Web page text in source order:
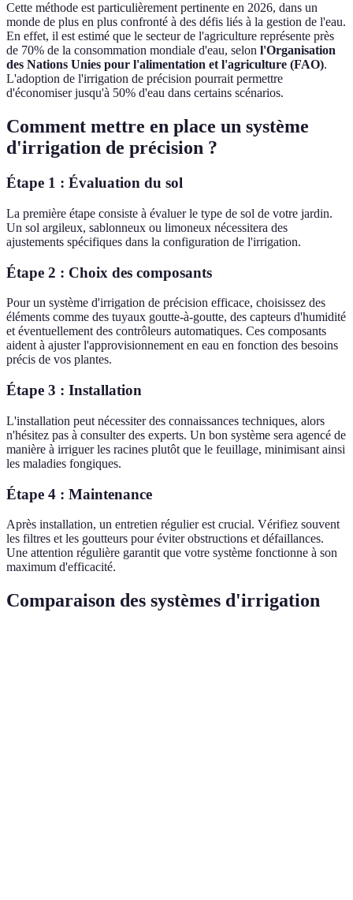
Cette méthode est particulièrement pertinente en 2026, dans un
monde de plus en plus confronté à des défis liés à la gestion de l'eau.
En effet, il est estimé que le secteur de l'agriculture représente près
de 70% de la consommation mondiale d'eau, selon l'Organisation
des Nations Unies pour l'alimentation et l'agriculture (FAO).
L'adoption de l'irrigation de précision pourrait permettre
d'économiser jusqu'à 50% d'eau dans certains scénarios.
Comment mettre en place un système
d'irrigation de précision ?
Étape 1 : Évaluation du sol
La première étape consiste à évaluer le type de sol de votre jardin.
Un sol argileux, sablonneux ou limoneux nécessitera des
ajustements spécifiques dans la configuration de l'irrigation.
Étape 2 : Choix des composants
Pour un système d'irrigation de précision efficace, choisissez des
éléments comme des tuyaux goutte-à-goutte, des capteurs d'humidité
et éventuellement des contrôleurs automatiques. Ces composants
aident à ajuster l'approvisionnement en eau en fonction des besoins
précis de vos plantes.
Étape 3 : Installation
L'installation peut nécessiter des connaissances techniques, alors
n'hésitez pas à consulter des experts. Un bon système sera agencé de
manière à irriguer les racines plutôt que le feuillage, minimisant ainsi
les maladies fongiques.
Étape 4 : Maintenance
Après installation, un entretien régulier est crucial. Vérifiez souvent
les filtres et les goutteurs pour éviter obstructions et défaillances.
Une attention régulière garantit que votre système fonctionne à son
maximum d'efficacité.
Comparaison des systèmes d'irrigation